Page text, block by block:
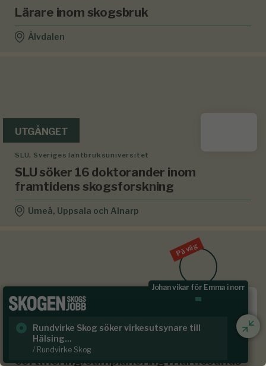
Lärare inom skogsbruk
Älvdalen
UTGÅNGET
SLU, Sveriges lantbruksuniversitet
SLU söker 16 doktorander inom
framtidens skogsforskning
Umeå, Uppsala och Alnarp
UTGÅNGET
Härnösands stift
Skogvaktare med inriktning
certifiering/samplanering i Härnösands
På väg
Johan vikar för Emma i norr
Rundvirke Skog söker virkesutsynare till
Hälsing...
/ Rundvirke Skog
/